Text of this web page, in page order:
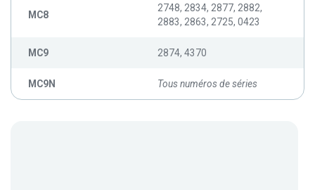
MC8
2748, 2834, 2877, 2882,
2883, 2863, 2725, 0423
MC9 2874, 4370
MC9N Tous numéros de séries